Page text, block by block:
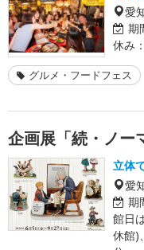
愛
期
休み
グルメ・フードフェス
企画展「続・ノー
立体
愛
期
館日
休館)